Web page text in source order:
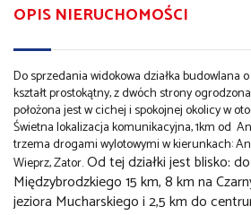
OPIS NIERUCHOMOŚCI
Do sprzedania widokowa działka budowlana
kształt prostokątny, z dwóch strony
położona jest w cichej i spokojnej okolicy w
Świetna lokalizacja komunikacyjna, 1km od
trzema drogami wylotowymi w kierunkach:
Wieprz, Zator.Od tej działki jest blisko:
Międzybrodzkiego 15 km, 8 km na
jeziora Mucharskiego i 2,5 km do